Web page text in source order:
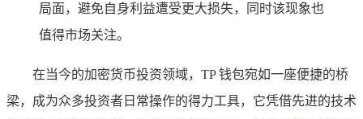
局面，避免自身利益遭受更大损失，同时该现象也
值得市场关注。
在当今的加密货币投资领域，TP 钱包宛如一座便捷的桥
梁，成为众多投资者日常操作的得力工具，它凭借先进的技术